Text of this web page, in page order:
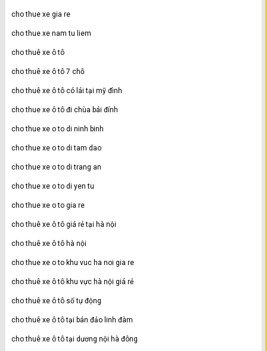
cho thue xe gia re
cho thue xe nam tu liem
cho thuê xe ô tô
cho thuê xe ô tô 7 chỗ
cho thuê xe ô tô có lái tại mỹ đình
cho thue xe ô tô đi chùa bái đính
cho thue xe o to di ninh binh
cho thue xe o to di tam dao
cho thue xe o to di trang an
cho thue xe o to di yen tu
cho thue xe o to gia re
cho thuê xe ô tô giá rẻ tại hà nội
cho thuê xe ô tô hà nội
cho thue xe o to khu vuc ha noi gia re
cho thuê xe ô tô khu vực hà nội giá rẻ
cho thuê xe ô tô số tự động
cho thuê xe ô tô tại bán đảo linh đàm
cho thuê xe ô tô tại dương nội hà đông